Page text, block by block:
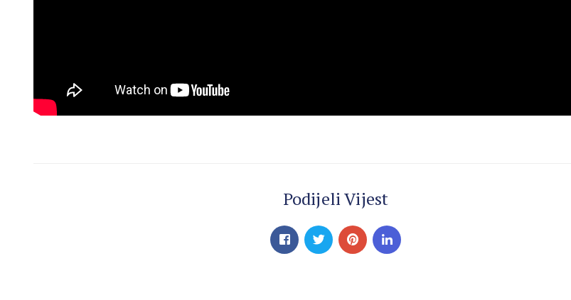
Podijeli Vijest